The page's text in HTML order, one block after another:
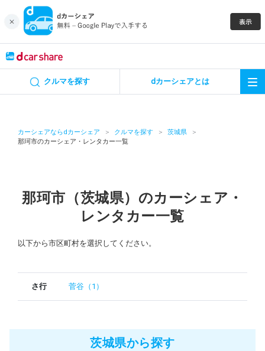
クルマを探す dカーシェアとは
カーシェアならdカーシェア クルマを探す
茨城県
那珂市のカーシェア・レンタカー一覧
那珂市（茨城県）のカーシェア・
レンタカー一覧
以下から市区町村を選択してください。
さ行 菅谷（1）
茨城県から探す
カーシェア
特集
アプリの使い方